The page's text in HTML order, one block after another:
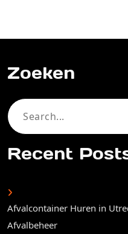
Zoeken
Search
Recent
Afvalcontainer Huren in
Afvalbeheer